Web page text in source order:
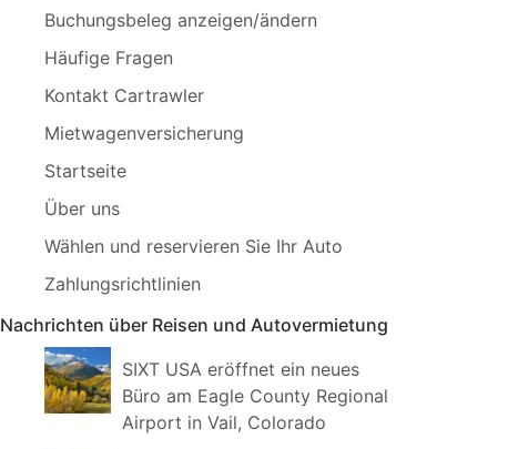
Buchungsbeleg anzeigen/ändern
Häufige Fragen
Kontakt Cartrawler
Mietwagenversicherung
Startseite
Über uns
Wählen und reservieren Sie Ihr Auto
Zahlungsrichtlinien
Nachrichten über Reisen und Autovermietung
SIXT USA eröffnet ein neues
Büro am Eagle County Regional
Airport in Vail, Colorado